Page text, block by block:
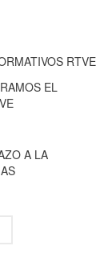
RTVE
EL
A LA